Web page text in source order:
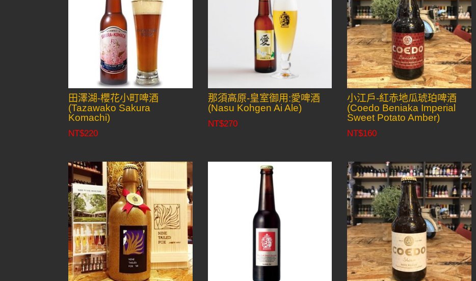
田澤湖-櫻花小町啤酒
(Tazawako Sakura
Komachi)
NT$220
那須高原-皇室御用:愛啤酒
(Nasu Kohgen Ai Ale)
NT$270
小江戶-紅赤地瓜琥珀啤酒
(Coedo Beniaka Imperial
Sweet Potato Amber)
NT$160